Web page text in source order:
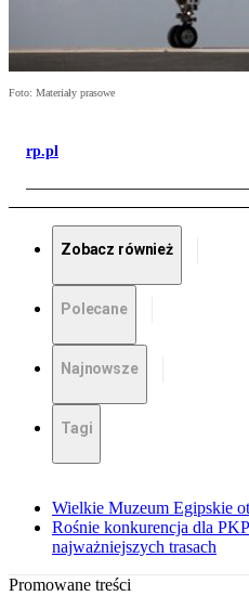
Foto: Materiały prasowe
rp.pl
Zobacz również
Polecane
Najnowsze
Tagi
Wielkie Muzeum Egipskie
Rośnie konkurencja dla
najważniejszych trasach
Promowane treści